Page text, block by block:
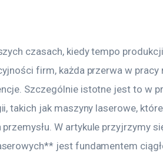
czasach, kiedy tempo
firm, każda przerwa w
Szczególnie istotne jest to w
takich jak maszyny laserowe,
W artykule przyjrzymy
jest fundamentem